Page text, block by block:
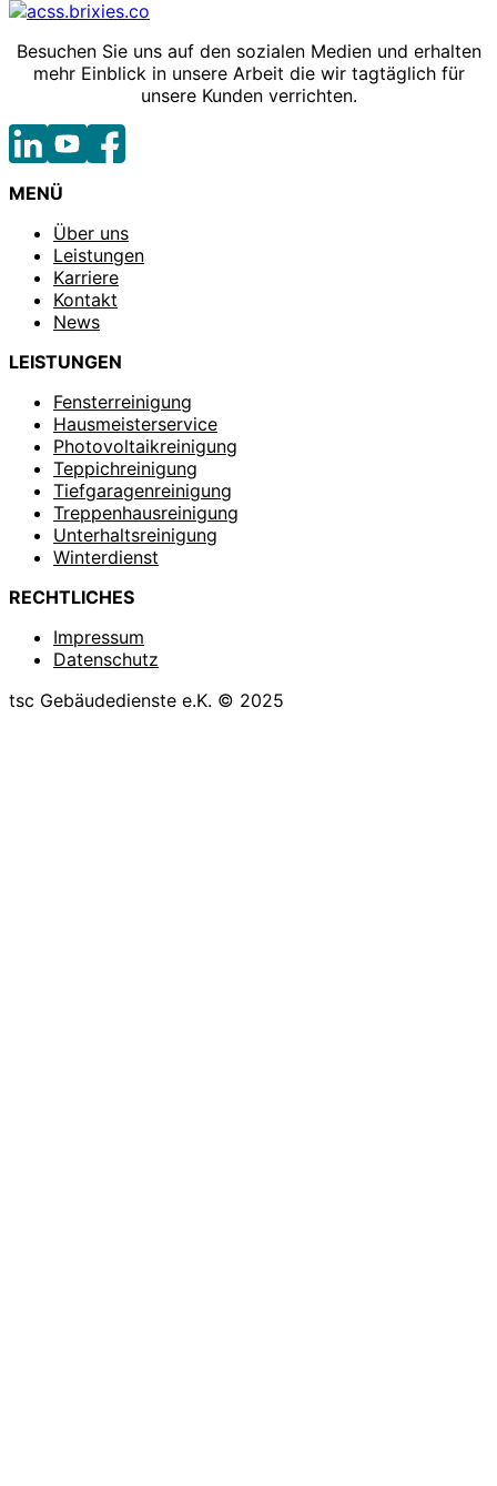
Besuchen Sie uns auf den sozialen Medien und erhalten
mehr Einblick in unsere Arbeit die wir tagtäglich für
unsere Kunden verrichten.
MENÜ
Über uns
Leistungen
Karriere
Kontakt
News
LEISTUNGEN
Fensterreinigung
Hausmeisterservice
Photovoltaikreinigung
Teppichreinigung
Tiefgaragenreinigung
Treppenhausreinigung
Unterhaltsreinigung
Winterdienst
RECHTLICHES
Impressum
Datenschutz
tsc Gebäudedienste e.K. © 2025